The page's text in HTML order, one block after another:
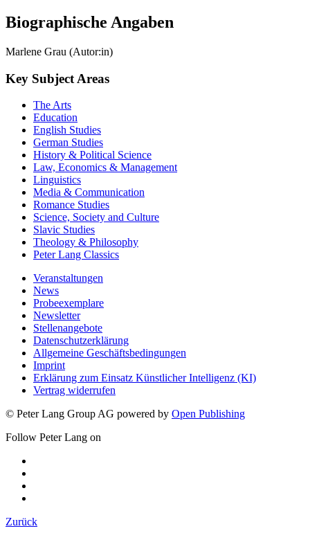
Biographische Angaben
Marlene Grau (Autor:in)
Key Subject Areas
The Arts
Education
English Studies
German Studies
History & Political Science
Law, Economics & Management
Linguistics
Media & Communication
Romance Studies
Science, Society and Culture
Slavic Studies
Theology & Philosophy
Peter Lang Classics
Veranstaltungen
News
Probeexemplare
Newsletter
Stellenangebote
Datenschutzerklärung
Allgemeine Geschäftsbedingungen
Imprint
Erklärung zum Einsatz Künstlicher Intelligenz (KI)
Vertrag widerrufen
© Peter Lang Group AG powered by Open Publishing
Follow Peter Lang on
Zurück